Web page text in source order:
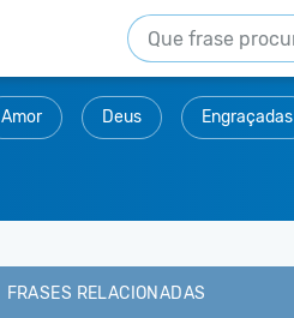
Amor Deus Engraçadas
FRASES RELACIONADAS